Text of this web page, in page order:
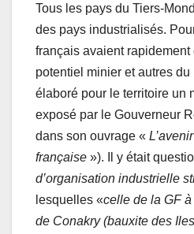
Tous les pays du Tiers-
des pays industrialisés.
français avaient rapidement
potentiel minier et autres
élaboré pour le territoire un
exposé par le Gouverneur
dans son ouvrage «
française »). Il y était
d’organisation industrielle
lesquelles «celle de la GF
de Conakry (bauxite des